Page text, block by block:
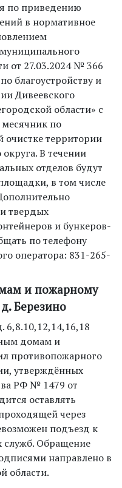
по приведению
в нормативное
от 27.03.2024 № 366
благоустройству и
Дивеевского
области» с
по
очистке территории
В течении
отделов будут
в том числе
твердых
и бункеров-
по телефону
оператора: 831-265-
и пожарному
Березино
6,8.10,12,14,16,18
домам и
противопожарного
утверждённых
РФ № 1479 от
оставлять
через
подъезд к
служб. Обращение
направлено в
области.